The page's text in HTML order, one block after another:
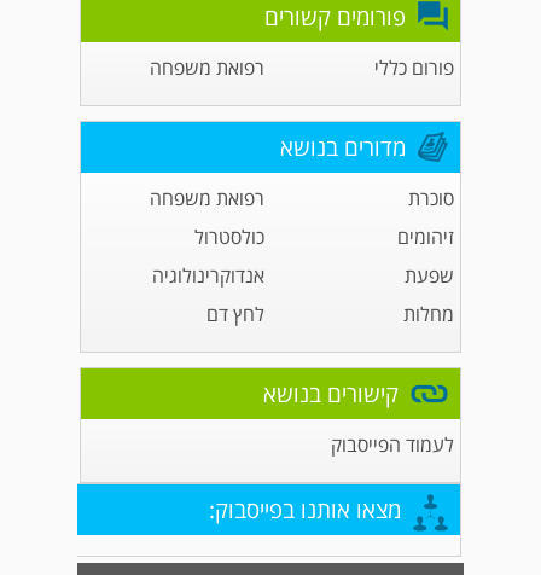
פורומים קשורים
פורום כללי רפואת משפחה
מדורים בנושא
סוכרת
רפואת משפחה
זיהומים
כולסטרול
שפעת
אנדוקרינולוגיה
מחלות
לחץ דם
קישורים בנושא
לעמוד הפייסבוק
מצאו אותנו בפייסבוק: